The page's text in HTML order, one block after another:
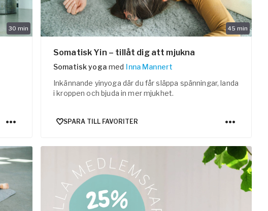
30 min 45 min
Somatisk Yin – tillåt dig att mjukna
Somatisk yoga med Inna Mannert
Inkännande yinyoga där du får släppa spänningar, landa
i kroppen och bjuda in mer mjukhet.
SPARA TILL FAVORITER